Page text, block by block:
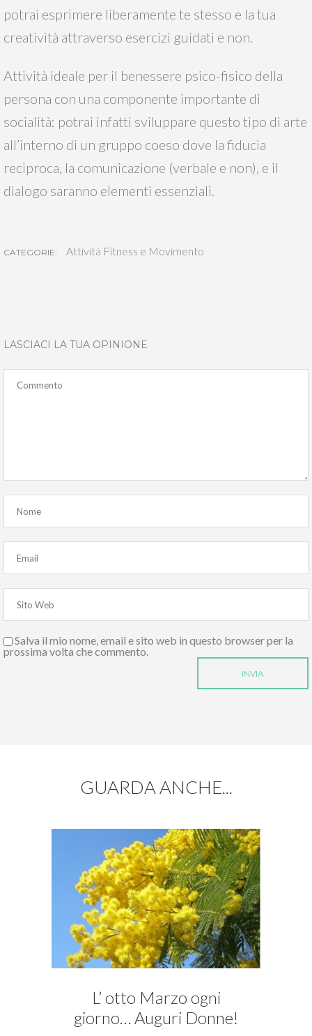
potrai esprimere liberamente te stesso e la tua
creatività attraverso esercizi guidati e non.
Attività ideale per il benessere psico-fisico della
persona con una componente importante di
socialità: potrai infatti sviluppare questo tipo di arte
all’interno di un gruppo coeso dove la fiducia
reciproca, la comunicazione (verbale e non), e il
dialogo saranno elementi essenziali.
CATEGORIE: Attività Fitness e Movimento
LASCIACI LA TUA OPINIONE
Salva il mio nome, email e sito web in questo browser per la
prossima volta che commento.
GUARDA ANCHE...
L’ otto Marzo ogni
giorno… Auguri Donne!